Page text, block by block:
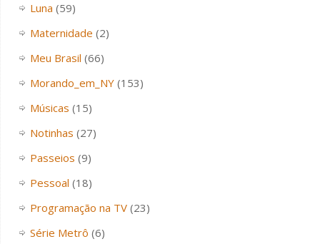
Luna (59)
Maternidade (2)
Meu Brasil (66)
Morando_em_NY(153)
Músicas (15)
Notinhas (27)
Passeios (9)
Pessoal (18)
Programação na TV(23)
Série Metrô (6)